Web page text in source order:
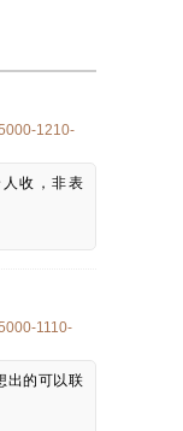
1210-
收，非表
1110-
出的可以联